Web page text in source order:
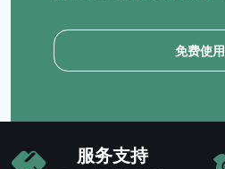
免费使用
服务支持